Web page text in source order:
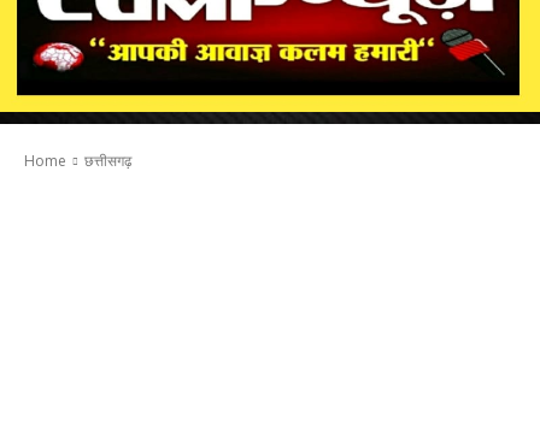
Home छत्तीसगढ़